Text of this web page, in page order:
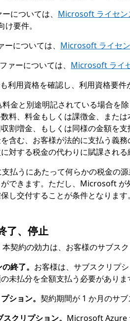
については、 Microsoft ライセン
要件。
については、 Microsoft ライセ
ァーについては、 Microsoft ライ
利用資格を確認し、利用資格要件
金と別途明記されている場合を
料、料金もしくは課徴金、また
割増金、もしくは同様の金額を
含む、お客様が法的に支払う義
対する税金の代わりに賦課され
払うにあたって何らかの税金の
できます。ただし、Microsoft
し交付することが条件となりま
了、停止
本契約の効力は、お客様のサブス
終了。 お客様は、サブスクリプ
未払分を全額支払う必要がありま
ション。契約期間が 1 か月のサ
クリプション。 Microsoft Azure